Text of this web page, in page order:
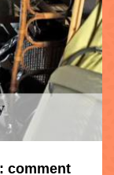
comment